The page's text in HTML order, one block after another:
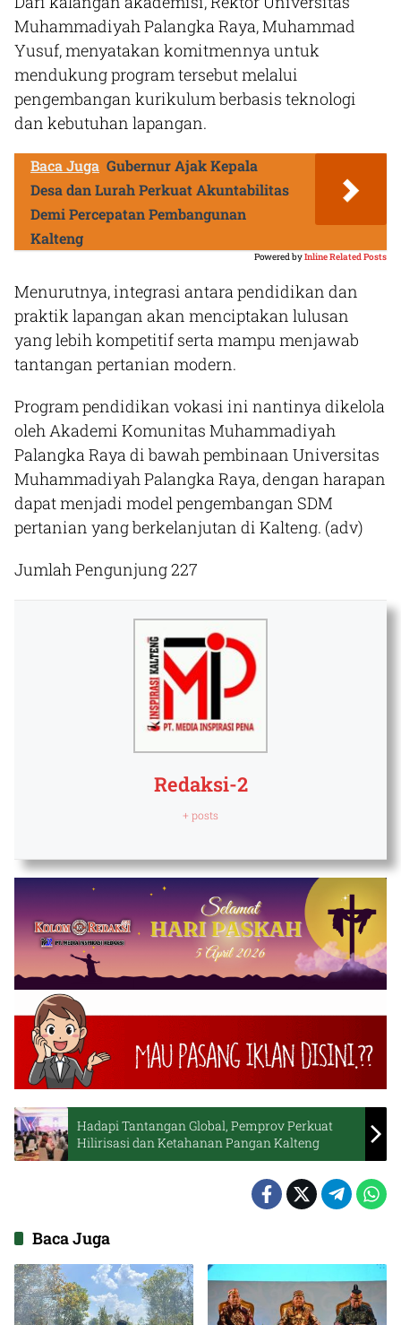
Muhammadiyah Palangka Raya, Muhammad
Yusuf, menyatakan komitmennya untuk
mendukung program tersebut melalui
pengembangan kurikulum berbasis teknologi
dan kebutuhan lapangan.
Baca Juga Gubernur Ajak Kepala
Desa dan Lurah Perkuat Akuntabilitas
Demi Percepatan Pembangunan
Kalteng
Powered byInline Related Posts
Menurutnya, integrasi antara pendidikan dan
praktik lapangan akan menciptakan lulusan
yang lebih kompetitif serta mampu menjawab
tantangan pertanian modern.
Program pendidikan vokasi ini nantinya dikelola
oleh Akademi Komunitas Muhammadiyah
Palangka Raya di bawah pembinaan Universitas
Muhammadiyah Palangka Raya, dengan harapan
dapat menjadi model pengembangan SDM
pertanian yang berkelanjutan di Kalteng. (adv)​
Jumlah Pengunjung227
Redaksi-2
+ posts
Hadapi Tantangan Global, Pemprov Perkuat
Hilirisasi dan Ketahanan Pangan Kalteng
Baca Juga